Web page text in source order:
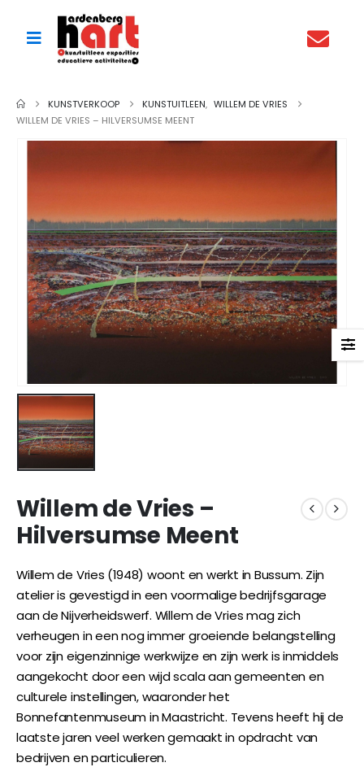
KUNSTVERKOOP KUNSTUITLEEN, WILLEM DE VRIES
WILLEM DE VRIES – HILVERSUMSE MEENT
Willem de Vries –
Hilversumse Meent
Willem de Vries (1948) woont en werkt in Bussum. Zijn
atelier is gevestigd in een voormalige bedrijfsgarage
aan de Nijverheidswerf. Willem de Vries mag zich
verheugen in een nog immer groeiende belangstelling
voor zijn eigenzinnige werkwijze en zijn werk is inmiddels
aangekocht door een wijd scala aan gemeenten en
culturele instellingen, waaronder het
Bonnefantenmuseum in Maastricht. Tevens heeft hij de
laatste jaren veel werken gemaakt in opdracht van
bedrijven en particulieren.